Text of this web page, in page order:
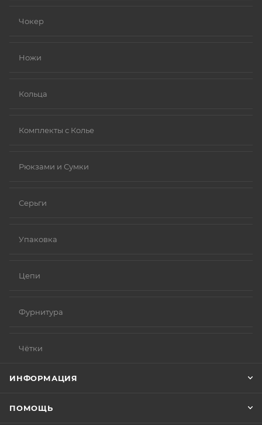
Чокер
Ножи
Кольца
Комплекты с Колье
Рюкзами и Сумки
Серьги
Упаковка
Цепи
Фурнитура
Чётки
ИНФОРМАЦИЯ
ПОМОЩЬ